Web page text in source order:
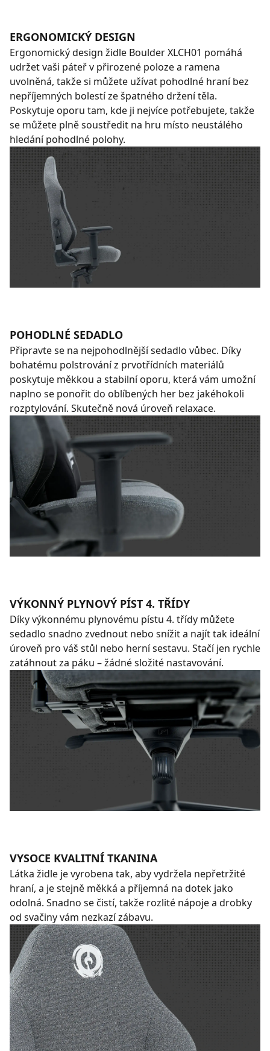
ERGONOMICKÝ DESIGN
Ergonomický design židle Boulder XLCH01 pomáhá
udržet vaši páteř v přirozené poloze a ramena
uvolněná, takže si můžete užívat pohodlné hraní bez
nepříjemných bolestí ze špatného držení těla.
Poskytuje oporu tam, kde ji nejvíce potřebujete, takže
se můžete plně soustředit na hru místo neustálého
hledání pohodlné polohy.
POHODLNÉ SEDADLO
Připravte se na nejpohodlnější sedadlo vůbec. Díky
bohatému polstrování z prvotřídních materiálů
poskytuje měkkou a stabilní oporu, která vám umožní
naplno se ponořit do oblíbených her bez jakéhokoli
rozptylování. Skutečně nová úroveň relaxace.
VÝKONNÝ PLYNOVÝ PÍST 4. TŘÍDY
Díky výkonnému plynovému pístu 4. třídy můžete
sedadlo snadno zvednout nebo snížit a najít tak ideální
úroveň pro váš stůl nebo herní sestavu. Stačí jen rychle
zatáhnout za páku – žádné složité nastavování.
VYSOCE KVALITNÍ TKANINA
Látka židle je vyrobena tak, aby vydržela nepřetržité
hraní, a je stejně měkká a příjemná na dotek jako
odolná. Snadno se čistí, takže rozlité nápoje a drobky
od svačiny vám nezkazí zábavu.